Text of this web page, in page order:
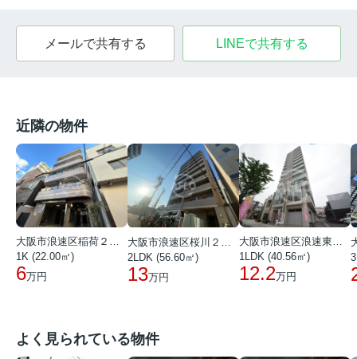
メールで共有する LINEで共有する
近隣の物件
大阪市浪速区稲荷２丁目
1K (22.00㎡)
6万円
2LDK (56.60㎡)
13万円
大阪市浪速区浪速東１丁目
1LDK (40.56㎡)
12.2万円
よく見られている物件